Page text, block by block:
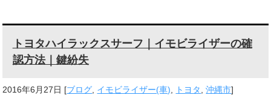
トヨタハイラックスサーフ｜イモビライザーの確
認方法｜鍵紛失
2016年6月27日 [ブログ イモビライザー(車) トヨタ ,沖縄市]